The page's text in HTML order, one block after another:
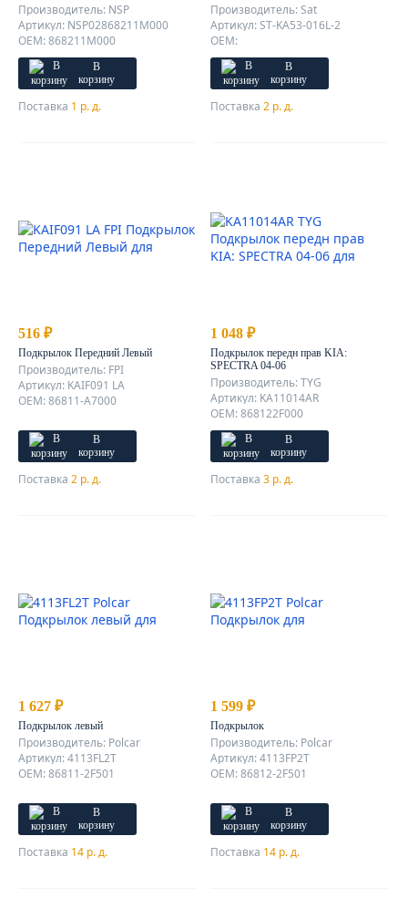
Производитель: NSP
Артикул: NSP02868211M000
OEM: 868211M000
В
корзину
Поставка 1 р. д.
Производитель: Sat
Артикул: ST-KA53-016L-2
OEM:
В
корзину
Поставка 2 р. д.
516 ₽
Подкрылок Передний Левый
Производитель: FPI
Артикул: KAIF091 LA
OEM: 86811-A7000
В
корзину
Поставка 2 р. д.
1 048 ₽
Подкрылок передн прав KIA:
SPECTRA 04-06
Производитель: TYG
Артикул: KA11014AR
OEM: 868122F000
В
корзину
Поставка 3 р. д.
1 627 ₽
Подкрылок левый
Производитель: Polcar
Артикул: 4113FL2T
OEM: 86811-2F501
В
корзину
Поставка 14 р. д.
1 599 ₽
Подкрылок
Производитель: Polcar
Артикул: 4113FP2T
OEM: 86812-2F501
В
корзину
Поставка 14 р. д.